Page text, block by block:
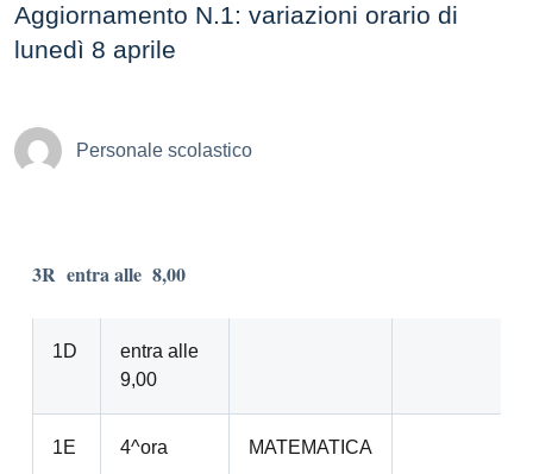
Aggiornamento N.1: variazioni orario di
lunedì 8 aprile
Personale scolastico
3R entra alle 8,00
1D
entra alle
9,00
1E 4^ora MATEMATICA